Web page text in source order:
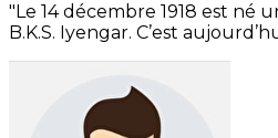
"Le 14 décembre 1918 est né
B.K.S. Iyengar. C’est